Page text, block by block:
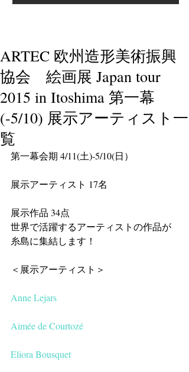
ARTEC 欧州造形美術振興
協会 絵画展 Japan tour
2015 in Itoshima 第一幕
(-5/10) 展示アーティスト一
覧
第一幕会期 4/11(土)-5/10(日）
展示アーティスト 17名
展示作品 34点
世界で活躍するアーティストの作品が
糸島に集結します！
＜展示アーティスト＞
Anne Lejars
Aimée de Courtozé
Eliora Bousquet